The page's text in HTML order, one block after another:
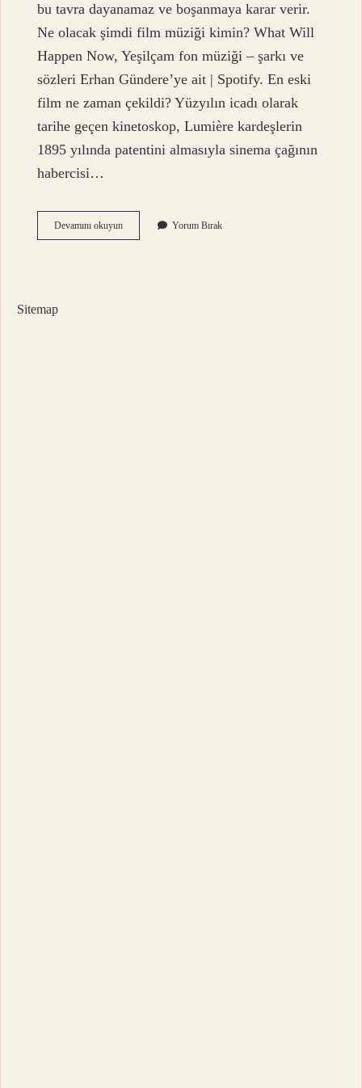
bu tavra dayanamaz ve boşanmaya karar verir.
Ne olacak şimdi film müziği kimin? What Will
Happen Now, Yeşilçam fon müziği – şarkı ve
sözleri Erhan Gündere’ye ait | Spotify. En eski
film ne zaman çekildi? Yüzyılın icadı olarak
tarihe geçen kinetoskop, Lumière kardeşlerin
1895 yılında patentini almasıyla sinema çağının
habercisi…
Devamını okuyunNe
Olacak
Yorum Bırak
Sitemap